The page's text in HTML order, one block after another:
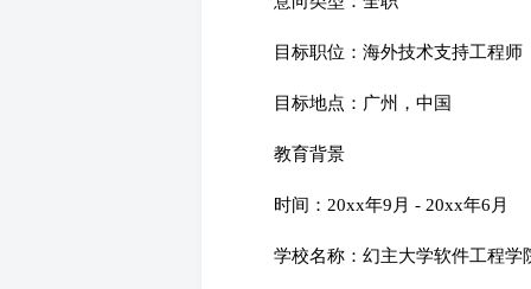
目标职位：海外技术支持工程师
目标地点：广州，中国
教育背景
时间：20xx年9月 - 20xx年6月
学校名称：幻主大学软件工程学